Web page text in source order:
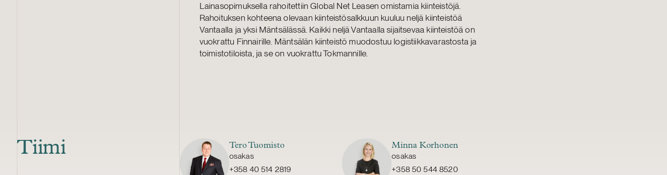
Lainasopimuksella rahoitettiin Global Net Leasen omistamia kiinteistöjä.
Rahoituksen kohteena olevaan kiinteistösalkkuun kuuluu neljä kiinteistöä
Vantaalla ja yksi Mäntsälässä. Kaikki neljä Vantaalla sijaitsevaa kiinteistöä on
vuokrattu Finnairille. Mäntsälän kiinteistö muodostuu logistiikkavarastosta ja
toimistotiloista, ja se on vuokrattu Tokmannille.
Tiimi Tero Tuomisto
osakas
+358 40 514 2819
Minna Korhonen
osakas
+358 50 544 8520